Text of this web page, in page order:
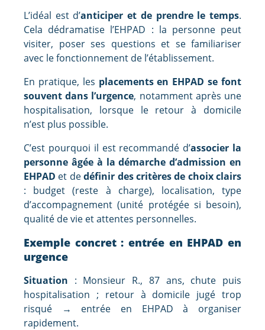
L’idéal est d’anticiper et de prendre le temps.
Cela dédramatise l’EHPAD : la personne peut
visiter, poser ses questions et se familiariser
avec le fonctionnement de l’établissement.
En pratique, les placements en EHPAD se font
souvent dans l’urgence, notamment après une
hospitalisation, lorsque le retour à domicile
n’est plus possible.
C’est pourquoi il est recommandé d’associer la
personne âgée à la démarche d’admission en
EHPAD et dedéfinir des critères de choix clairs
: budget (reste à charge), localisation, type
d’accompagnement (unité protégée si besoin),
qualité de vie et attentes personnelles.
Exemple concret : entrée en EHPAD en
urgence
Situation : Monsieur R., 87 ans, chute puis
hospitalisation ; retour à domicile jugé trop
risqué → entrée en EHPAD à organiser
rapidement.